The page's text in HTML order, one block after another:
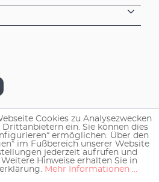
& Co. KG.
Cookies zu Analysezwecken
ein. Sie können dies
ermöglichen. Über den
im Fußbereich unserer Website
jederzeit aufrufen und
Hinweise erhalten Sie in
Mehr Informationen ...